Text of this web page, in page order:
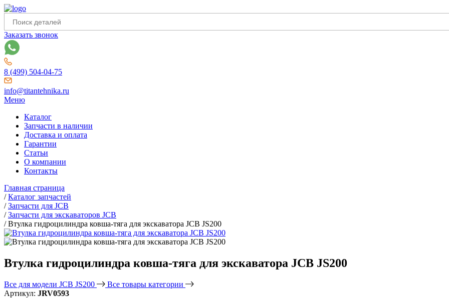
Заказать звонок
8 (499) 504-04-75
info@titantehnika.ru
Меню
Каталог
Запчасти в наличии
Доставка и оплата
Гарантии
Статьи
О компании
Контакты
Главная страница
/Каталог запчастей
/Запчасти для JCB
/Запчасти для экскаваторов JCB
/Втулка гидроцилиндра ковша-тяга для экскаватора JCB JS200
Втулка гидроцилиндра ковша-тяга для экскаватора JCB JS200
Все для модели JCB JS200
Все товары категории
Артикул: JRV0593